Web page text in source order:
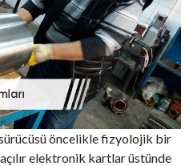
öncelikle fizyolojik bir
elektronik kartlar üstünde